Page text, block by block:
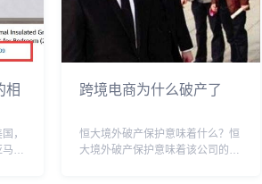
相
，
逊
跨境电商为什么破产了
恒大境外破产保护意味着什么？恒
大境外破产保护意味着该公司的境